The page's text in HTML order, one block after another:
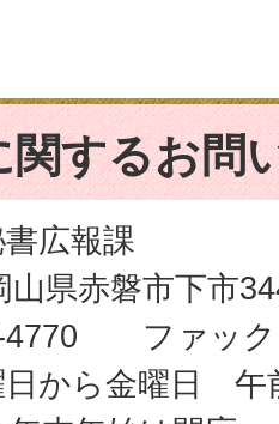
関するお問
広報課
県赤磐市下市
4770 ファック
日から金曜日 午